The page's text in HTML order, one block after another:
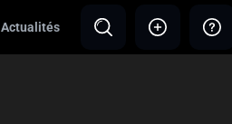
Actualités